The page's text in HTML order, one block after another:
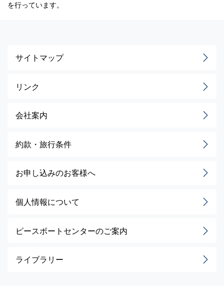
を行っています。
サイトマップ
リンク
会社案内
約款・旅行条件
お申し込みのお客様へ
個人情報について
ピースボートセンターのご案内
ライブラリー